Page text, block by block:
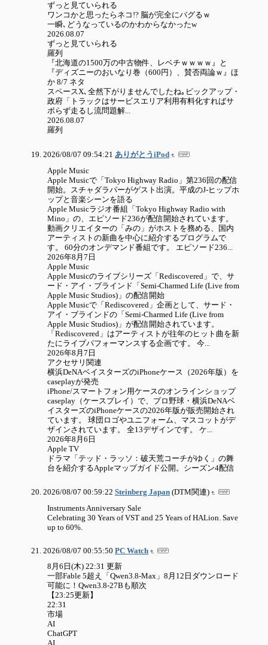
ずっと見ていられる
ワンコかと思ったらネコ!? 脳が完全にバグるｗ
一瞬､どうなっているのかわからなかったw
2026.08.07
ずっと見ていられる
羅列
『北海道の1500万の中古物件、レベチｗｗｗｗ』と
『ディズニーのおいなり巻（600円）、賛否両論ｗ』ほ
か 8/7 ネタ
スペースX､全然下がりませんでしたね｡ピックアップ・
政府「トラックはサービスエリア利用有料化すればサ
ボらず走るし流問題解...
2026.08.07
羅列
2026/08/07 09:54:21 ありがとうiPod
Apple Music
Apple Musicで「Tokyo Highway Radio」第236回の配信
開始。スチャダラパーがゲスト出演。平成のJ-ヒップホ
ップと音楽シーンを語る
Apple Musicラジオ番組「Tokyo Highway Radio with
Mino」の、エピソード236が配信開始されています。
動画クリエイターの「みの」がホストを務める、国内
アーティストの新曲を中心に紹介するプログラムで
す。 60分のオンデマンド番組です。 エピソード236...
2026年8月7日
Apple Music
Apple Musicのライブシリーズ「Rediscovered」で、サ
ード・アイ・ブラインド「Semi-Charmed Life (Live from
Apple Music Studios)」の配信開始
Apple Musicで「Rediscovered」企画として、サード・
アイ・ブラインドの「Semi-Charmed Life (Live from
Apple Music Studios)」が配信開始されています。
「Rediscovered」はアーティストが往年のヒット曲を新
たにライブパフォーマンスする企画です。 今...
2026年8月7日
アクセサリ関連
横浜DeNAベイスターズのiPhoneケース（2026年版）を
caseplayが発売
iPhone/スマートフォン用ケースのオンラインショップ
caseplay（ケースプレイ）で、プロ野球・横浜DeNAベ
イスターズのiPhoneケースの2026年版が販売開始され
ています。 球団ロゴやユニフォーム、マスコットがデ
ザインされています。 全13デザインです。 ケ...
2026年8月6日
Apple TV
ドラマ「テッド・ラッソ：破天荒コーチがゆく」の舞
台を紹介するAppleマップガイド公開。シーズン4配信
2026/08/07 00:59:22 Steinberg Japan (DTM関連)
Instruments Anniversary Sale
Celebrating 30 Years of VST and 25 Years of HALion. Save
up to 60%.
2026/08/07 00:55:50 PC Watch
8月6日(木) 22:31 更新
一部Fable 5超え「Qwen3.8-Max」8月12日ダウンロード
可能に！Qwen3.8-27Bも順次
【23:25更新】
22:31
市場
AI
ChatGPT
AI